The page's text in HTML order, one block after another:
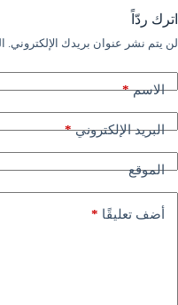
اترك ردّاً
لن يتم نشر عنوان بريدك الإلكتروني.
الاسم*
البريد الإلكتروني*
الموقع
أضف تعليقًا *